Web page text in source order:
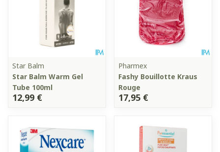
Star Balm
Star Balm Warm Gel
Tube 100ml
12,99 €
Pharmex
Fashy Bouillotte Kraus
Rouge
17,95 €